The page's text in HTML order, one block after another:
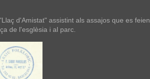
d'Amistat" assistint als assajos que es feien
de l'esglèsia i al parc.